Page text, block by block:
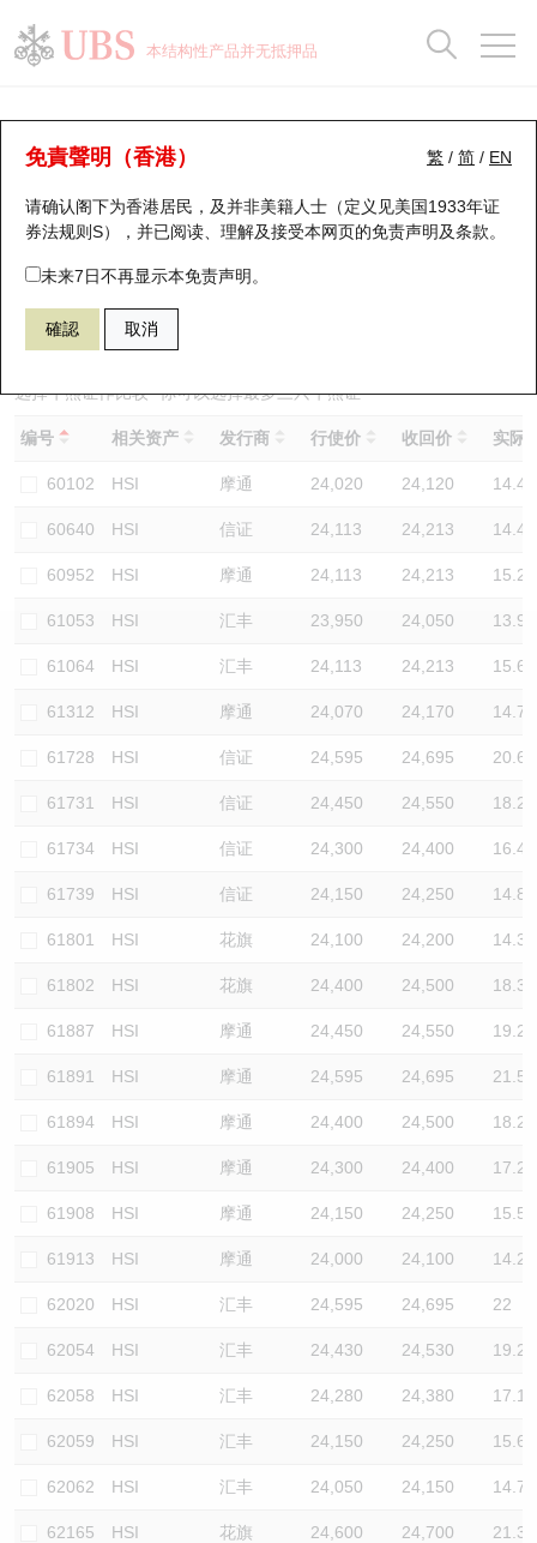
本结构性产品并无抵押品
繁 / 简 / EN
免責聲明（香港）
请确认阁下为香港居民，及并非美籍人士（定义见美国1933年证
券法规则S），并已阅读、理解及接受本网页的免责声明及条款。
未来7日不再显示本免责声明。
確認 取消
牛熊证分析仪
表现 街货统计 比较
68472 瑞银牛证 HSI 恒生指数
选择牛熊证作比较 *你可以选择最多三只牛熊证
编号 相关资产 发行商 行使价 收回价 实际
60102 HSI 摩通 24,020 24,120 14.4
60640 HSI 信证 24,113 24,213 14.4
60952 HSI 摩通 24,113 24,213 15.2
61053 HSI 汇丰 23,950 24,050 13.9
61064 HSI 汇丰 24,113 24,213 15.6
61312 HSI 摩通 24,070 24,170 14.7
61728 HSI 信证 24,595 24,695 20.6
61731 HSI 信证 24,450 24,550 18.2
61734 HSI 信证 24,300 24,400 16.4
61739 HSI 信证 24,150 24,250 14.8
61801 HSI 花旗 24,100 24,200 14.3
61802 HSI 花旗 24,400 24,500 18.3
61887 HSI 摩通 24,450 24,550 19.2
61891 HSI 摩通 24,595 24,695 21.5
61894 HSI 摩通 24,400 24,500 18.2
61905 HSI 摩通 24,300 24,400 17.2
61908 HSI 摩通 24,150 24,250 15.5
61913 HSI 摩通 24,000 24,100 14.2
62020 HSI 汇丰 24,595 24,695 22
62054 HSI 汇丰 24,430 24,530 19.2
62058 HSI 汇丰 24,280 24,380 17.1
62059 HSI 汇丰 24,150 24,250 15.6
62062 HSI 汇丰 24,050 24,150 14.7
62165 HSI 花旗 24,600 24,700 21.3
瑞银认股证一览
新发行瑞银认股证
即将到期认股证
认股证到期结算价查找
认股证分析仪
认股证速算机
认股证/牛熊证日志
认股证文件及公告
街货统计
比较
牛熊全景快搜
牛熊证搜寻
牛熊证街货分布图
正股牛熊证列表
新发行瑞银牛熊证
已收回牛熊证剩余价值
牛熊证到期结算价查找
牛熊证分析仪
牛熊证文件及公告
牛熊证文件及公告 (瑞信)
街货统计
比较
十大升幅/跌幅
十大认股证成交分布
十天股证占大市成交
资金流
街货统计
三十大平均引伸波幅
正股分析仪
二十大活跃股份
恒指成份股
国指成份股
科指成份股
相关资产沽空
中资ETFs溢价比较
AH 股价对照
ADR
收市竞价变化
持股比重
显示所有持股比重
每月轮证大市专题
轮证专栏
讲座及教育短片
认股证投资者教育
牛熊证投资者教育
认股证牛熊证常问问题